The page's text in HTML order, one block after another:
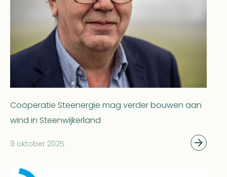
Coöperatie Steenergie mag verder bouwen aan
wind in Steenwijkerland
9 oktober 2025